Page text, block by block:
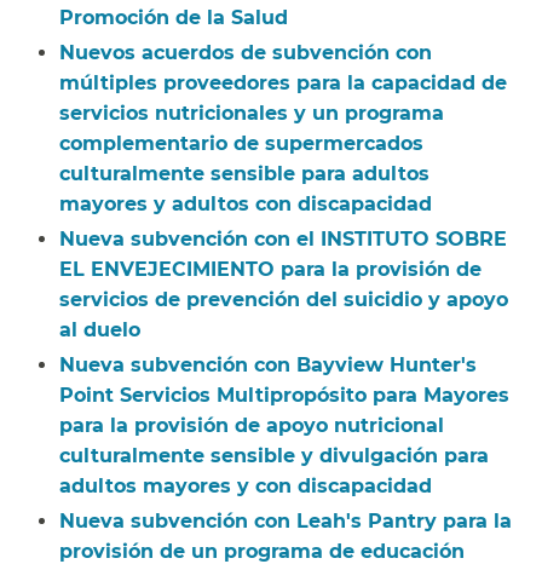
Promoción de la Salud​​
Nuevos acuerdos de subvención con
múltiples proveedores para la capacidad de
servicios nutricionales y un programa
complementario de supermercados
culturalmente sensible para adultos
mayores y adultos con discapacidad​​
Nueva subvención con el INSTITUTO SOBRE
EL ENVEJECIMIENTO para la provisión de
servicios de prevención del suicidio y apoyo
al duelo​​
Nueva subvención con Bayview Hunter's
Point Servicios Multipropósito para Mayores
para la provisión de apoyo nutricional
culturalmente sensible y divulgación para
adultos mayores y con discapacidad​​
Nueva subvención con Leah's Pantry para la
provisión de un programa de educación